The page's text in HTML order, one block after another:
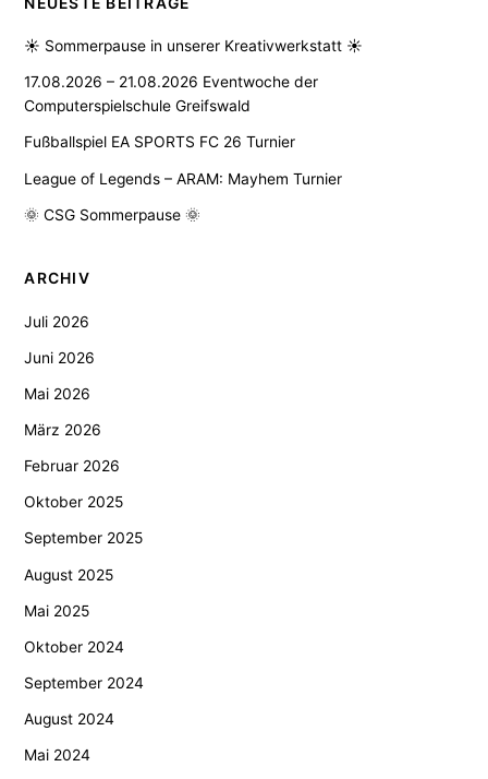
☀️ Sommerpause in unserer Kreativwerkstatt ☀️
17.08.2026 – 21.08.2026 Eventwoche der
Computerspielschule Greifswald
Fußballspiel EA SPORTS FC 26 Turnier
League of Legends – ARAM: Mayhem Turnier
🌞 CSG Sommerpause 🌞
ARCHIV
Juli 2026
Juni 2026
Mai 2026
März 2026
Februar 2026
Oktober 2025
September 2025
August 2025
Mai 2025
Oktober 2024
September 2024
August 2024
Mai 2024